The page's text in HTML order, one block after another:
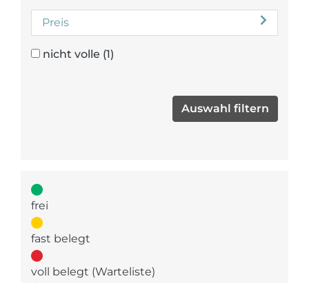
Preis
nicht volle (1)
frei
fast belegt
voll belegt (Warteliste)